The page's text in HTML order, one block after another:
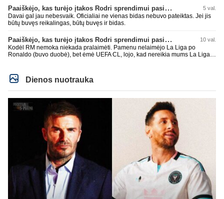
Paaiškėjo, kas turėjo įtakos Rodri sprendimui pasirinkti Barselonos pusę 5 val.
Davai gal jau nebesvaik. Oficialiai ne vienas bidas nebuvo pateiktas. Jei jis
būtų buvęs reikalingas, būtų buvęs ir bidas.
Paaiškėjo, kas turėjo įtakos Rodri sprendimui pasirinkti Barselonos pusę 10 val.
Kodėl RM nemoka niekada pralaimėti. Pamenu nelaimėjo La Liga po
Ronaldo (buvo duobė), bet ėmė UEFA CL, lojo, kad nereikia mums La Liga,
nereikia mums jo, senas ir t.t. Gal davai vyriškai priimkit tuos pralaimėjimus
be kvailų nereikia, nenorim ir t.t.
Dienos nuotrauka